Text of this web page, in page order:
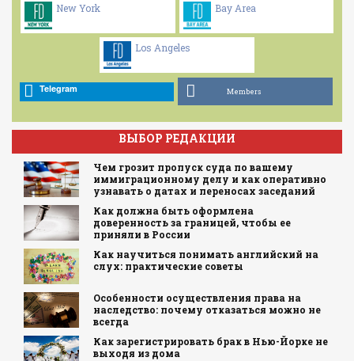
New York Bay Area
Los Angeles
Telegram Members
ВЫБОР РЕДАКЦИИ
Чем грозит пропуск суда по вашему
иммиграционному делу и как оперативно
узнавать о датах и переносах заседаний
Как должна быть оформлена
доверенность за границей, чтобы ее
приняли в России
Как научиться понимать английский на
слух: практические советы
Особенности осуществления права на
наследство: почему отказаться можно не
всегда
Как зарегистрировать брак в Нью-Йорке не
выходя из дома